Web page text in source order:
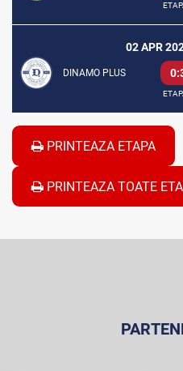
02 APR
DINAMO PLUS
PRINTEAZA ETAPA
PRINTEAZA TOATE